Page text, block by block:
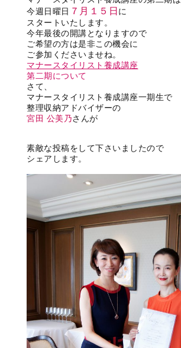
今週日曜日 ７月１５日 に
スタートいたします。
今年最後の開講となりますので
ご希望の方は是非この機会に
ご参加くださいませね。
マナースタイリスト養成講座
第二期について
さて、
マナースタイリスト養成講座一期生で
整理収納アドバイザーの
宮田 公美乃さんが
素敵な投稿をして下さいましたので
シェアします。